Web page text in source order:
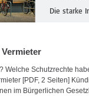
Die starke
Welche Schutzrechte
[PDF, 2 Seiten]
im Bürgerlichen